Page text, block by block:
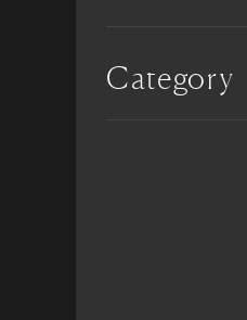
Category